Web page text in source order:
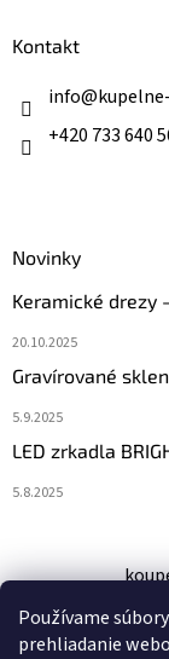
Používame
prehliadanie
Kontakt
info@
+420 733 640
Novinky
Keramické drezy
20.10.2025
Gravírované
5.9.2025
LED zrkadla
5.8.2025